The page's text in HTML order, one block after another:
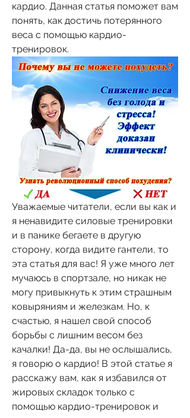
кардио. Данная статья поможет вам
понять, как достичь потерянного
веса с помощью кардио-
тренировок.
Уважаемые читатели, если вы как и
я ненавидите силовые тренировки
и в панике бегаете в другую
сторону, когда видите гантели, то
эта статья для вас! Я уже много лет
мучаюсь в спортзале, но никак не
могу привыкнуть к этим страшным
ковыряниям и железкам. Но, к
счастью, я нашел свой способ
борьбы с лишним весом без
качалки! Да-да, вы не ослышались,
я говорю о кардио! В этой статье я
расскажу вам, как я избавился от
жировых складок только с
помощью кардио-тренировок и